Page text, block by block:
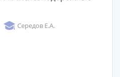
Середов Е.А.